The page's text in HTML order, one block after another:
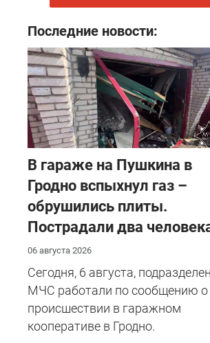
Последние новости:
В гараже на Пушкина в
Гродно вспыхнул газ –
обрушились плиты.
Пострадали два
06 августа 2026
Сегодня, 6 августа,
МЧС работали по сообщению о
происшествии в гаражном
кооперативе в Гродно.